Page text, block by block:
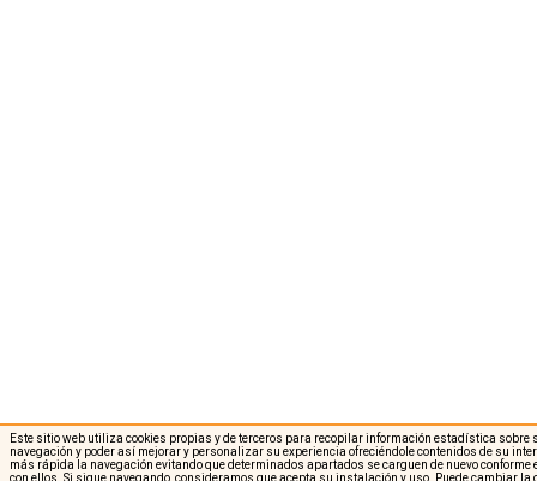
Este sitio web utiliza cookies propias y de terceros para recopilar información estadística sobre
navegación y poder así mejorar y personalizar su experiencia ofreciéndole contenidos de su
más rápida la navegación evitando que determinados apartados se carguen de nuevo
con ellos. Si sigue navegando, consideramos que acepta su instalación y uso. Puede cambiar la